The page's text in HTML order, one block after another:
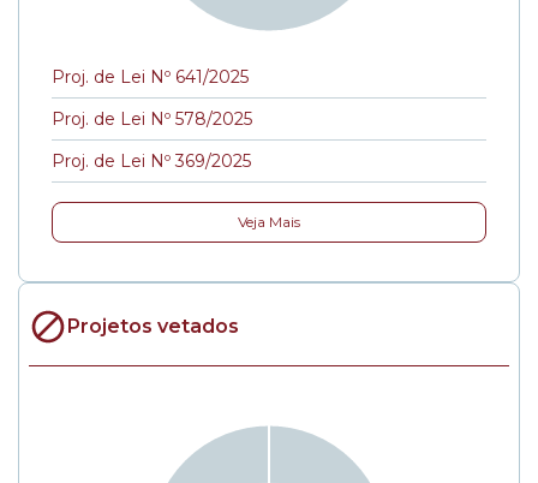
Proj. de Lei Nº 641/2025
Proj. de Lei Nº 578/2025
Proj. de Lei Nº 369/2025
Veja Mais
Projetos vetados